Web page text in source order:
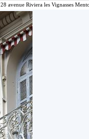
avenue Riviera les Vignasses